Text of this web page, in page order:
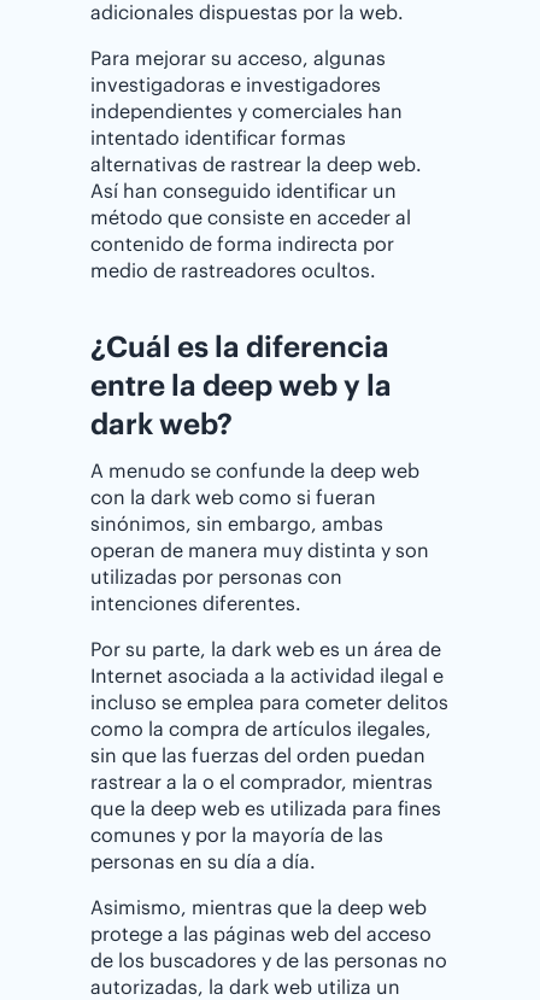
adicionales dispuestas por la web.
Para mejorar su acceso, algunas
investigadoras e investigadores
independientes y comerciales han
intentado identificar formas
alternativas de rastrear la deep web.
Así han conseguido identificar un
método que consiste en acceder al
contenido de forma indirecta por
medio de rastreadores ocultos.
¿Cuál es la diferencia
entre la deep web y la
dark web?
A menudo se confunde la deep web
con la dark web como si fueran
sinónimos, sin embargo, ambas
operan de manera muy distinta y son
utilizadas por personas con
intenciones diferentes.
Por su parte, la dark web es un área de
Internet asociada a la actividad ilegal e
incluso se emplea para cometer delitos
como la compra de artículos ilegales,
sin que las fuerzas del orden puedan
rastrear a la o el comprador, mientras
que la deep web es utilizada para fines
comunes y por la mayoría de las
personas en su día a día.
Asimismo, mientras que la deep web
protege a las páginas web del acceso
de los buscadores y de las personas no
autorizadas, la dark web utiliza un